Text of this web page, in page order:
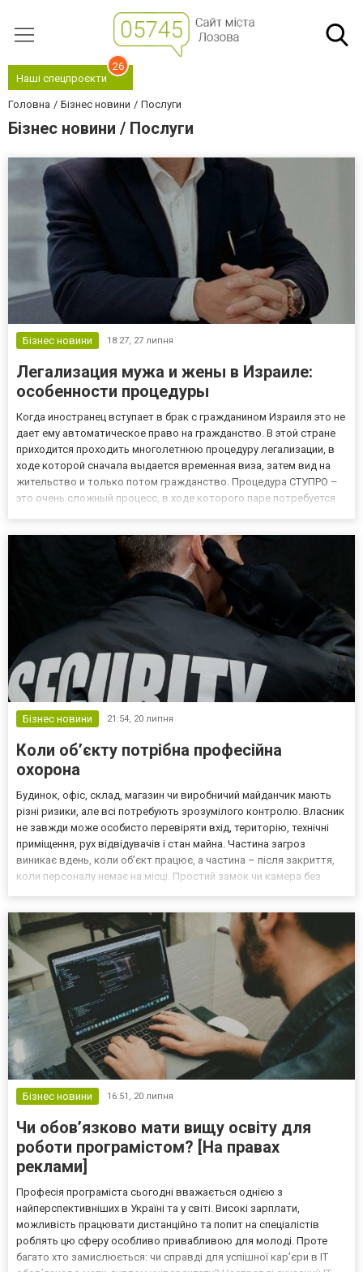
Наші спецпроєкти
26
Головна Бізнес новини Послуги
Бізнес новини / Послуги
Бізнес новини 18:27, 27 липня
Легализация мужа и жены в Израиле:
особенности процедуры
Когда иностранец вступает в брак с гражданином Израиля это не
дает ему автоматическое право на гражданство. В этой стране
приходится проходить многолетнюю процедуру легализации, в
ходе которой сначала выдается временная виза, затем вид на
жительство и только потом гражданство. Процедура СТУПРО –
это очень сложный процесс, в ходе которого паре потребуется
Бізнес новини 21:54, 20 липня
Коли об’єкту потрібна професійна
охорона
Будинок, офіс, склад, магазин чи виробничий майданчик мають
різні ризики, але всі потребують зрозумілого контролю. Власник
не завжди може особисто перевіряти вхід, територію, технічні
приміщення, рух відвідувачів і стан майна. Частина загроз
виникає вдень, коли об’єкт працює, а частина – після закриття,
коли персоналу немає на місці. Простий замок чи камера без
Бізнес новини 16:51, 20 липня
Чи обов’язково мати вищу освіту для
роботи програмістом? [На правах
реклами]
Професія програміста сьогодні вважається однією з
найперспективніших в Україні та у світі. Високі зарплати,
можливість працювати дистанційно та попит на спеціалістів
роблять цю сферу особливо привабливою для молоді. Проте
багато хто замислюється: чи справді для успішної кар’єри в ІТ